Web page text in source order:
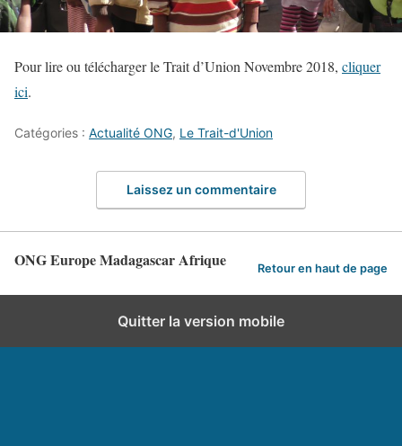
Pour lire ou télécharger le Trait d’Union Novembre 2018, cliquer
ici.
Catégories : Actualité ONG, Le Trait-d'Union
Laissez un commentaire
ONG Europe Madagascar Afrique Retour en haut de page
Quitter la version mobile